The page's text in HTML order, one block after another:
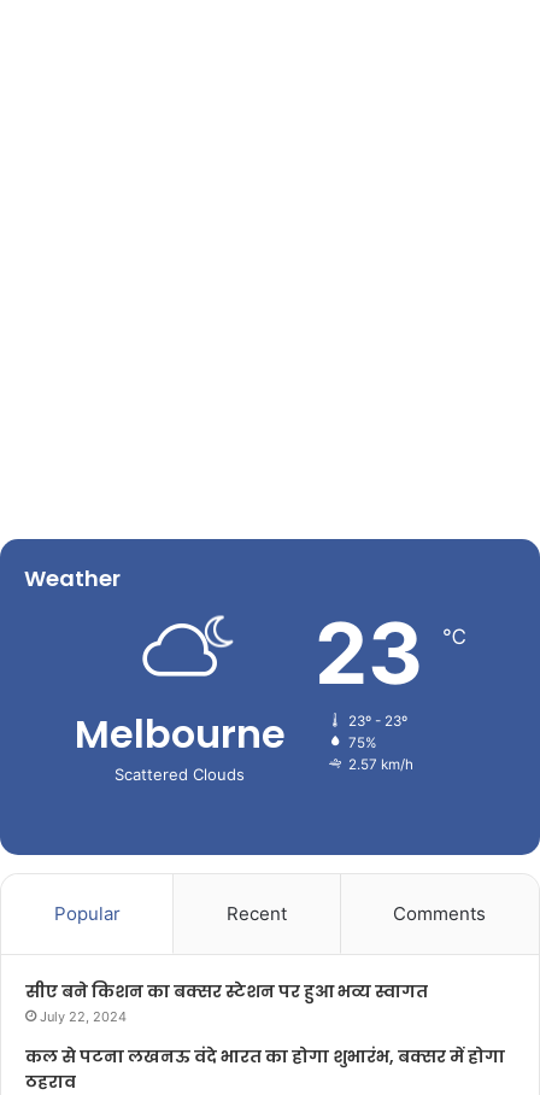
Weather
Melbourne
Scattered Clouds
23 ℃
23º - 23º
75%
2.57 km/h
Popular Recent Comments
सीए बने किशन का बक्सर स्टेशन पर हुआ भव्य स्वागत
July 22, 2024
कल से पटना लखनऊ वंदे भारत का होगा शुभारंभ, बक्सर में होगा
ठहराव